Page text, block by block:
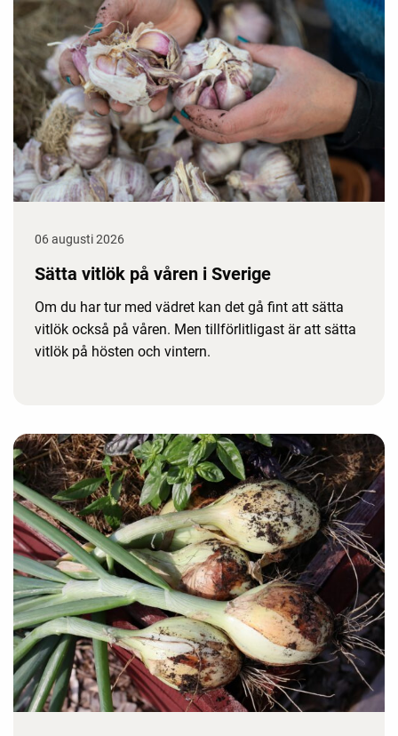
06 augusti 2026
Sätta vitlök på våren i Sverige
Om du har tur med vädret kan det gå fint att sätta
vitlök också på våren. Men tillförlitligast är att sätta
vitlök på hösten och vintern.